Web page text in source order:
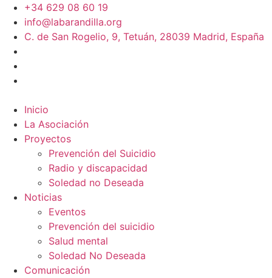
+34 629 08 60 19
info@labarandilla.org
C. de San Rogelio, 9, Tetuán, 28039 Madrid, España
Inicio
La Asociación
Proyectos
Prevención del Suicidio
Radio y discapacidad
Soledad no Deseada
Noticias
Eventos
Prevención del suicidio
Salud mental
Soledad No Deseada
Comunicación